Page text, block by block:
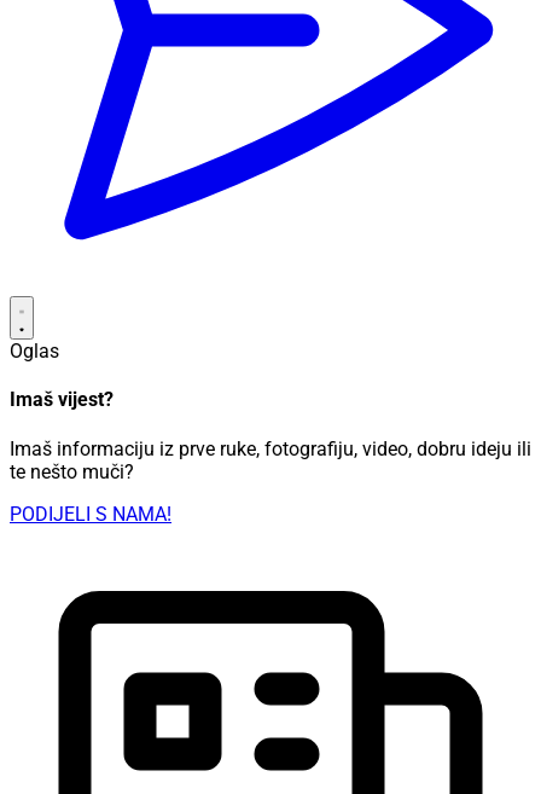
Oglas
Imaš vijest?
Imaš informaciju iz prve ruke, fotografiju, video, dobru ideju ili
te nešto muči?
PODIJELI S NAMA!